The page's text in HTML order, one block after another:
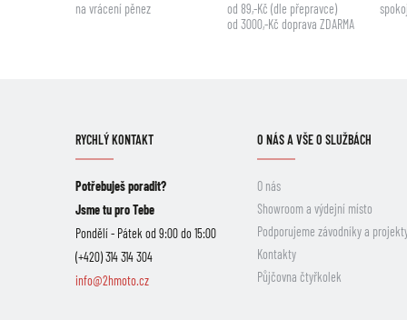
na vrácení pěnez
od 89,-Kč (dle přepravce)
od 3000,-Kč doprava ZDARMA
RYCHLÝ KONTAKT
Potřebuješ poradit?
Jsme tu pro Tebe
Pondělí - Pátek od 9:00 do 15:00
(+420) 314 314 304
info@2hmoto.cz
O NÁS A VŠE O SLUŽBÁCH
O nás
Showroom a výdejní místo
Podporujeme závodníky a
Kontakty
Půjčovna čtyřkolek